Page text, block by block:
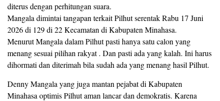
diterus dengan perhitungan suara.
Mangala dimintai tangapan terkait Pilhut serentak Rabu 17 Juni
2026 di 129 di 22 Kecamatan di Kabupaten Minahasa.
Menurut Mangala dalam Pilhut pasti hanya satu calon yang
menang sesuai pilihan rakyat . Dan pasti ada yang kalah. Ini harus
dihormati dan diterimah bila sudah ada yang menang hasil Pilhut.
Denny Mangala yang juga mantan pejabat di Kabupaten
Minahasa optimis Pilhut aman lancar dan demokratis. Karena